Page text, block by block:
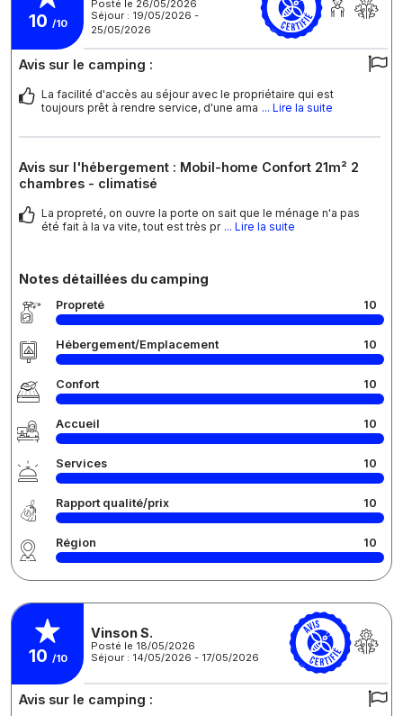
10 /10
Posté le 26/05/2026
Séjour : 19/05/2026 -
25/05/2026
Avis sur le camping :
La facilité d'accès au séjour avec le propriétaire qui est
toujours prêt à rendre service, d'une ama ... Lire la suite
Avis sur l'hébergement : Mobil-home Confort 21m² 2
chambres - climatisé
La propreté, on ouvre la porte on sait que le ménage n'a pas
été fait à la va vite, tout est très pr ... Lire la suite
Notes détaillées du camping
Propreté 10
Hébergement/Emplacement 10
Confort 10
Accueil 10
Services 10
Rapport qualité/prix 10
Région 10
10 /10
Vinson S.
Posté le 18/05/2026
Séjour : 14/05/2026 - 17/05/2026
Avis sur le camping :